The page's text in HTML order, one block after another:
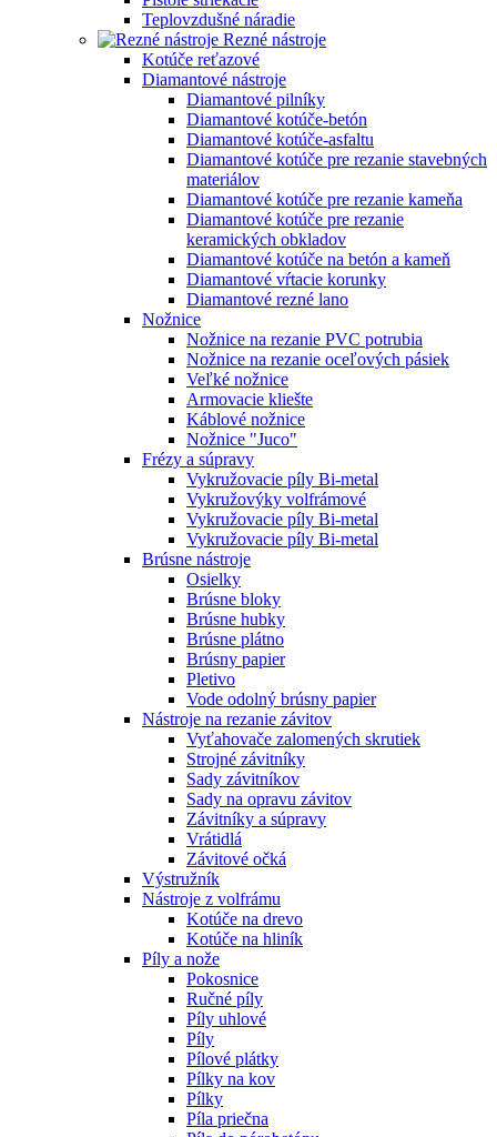
Teplovzdušné náradie
Rezné nástroje
Kotúče reťazové
Diamantové nástroje
Diamantové pilníky
Diamantové kotúče-betón
Diamantové kotúče-asfaltu
Diamantové kotúče pre rezanie stavebných
materiálov
Diamantové kotúče pre rezanie kameňa
Diamantové kotúče pre rezanie
keramických obkladov
Diamantové kotúče na betón a kameň
Diamantové vŕtacie korunky
Diamantové rezné lano
Nožnice
Nožnice na rezanie PVC potrubia
Nožnice na rezanie oceľových pásiek
Veľké nožnice
Armovacie kliešte
Káblové nožnice
Nožnice "Juco"
Frézy a súpravy
Vykružovacie píly Bi-metal
Vykružovýky volfrámové
Vykružovacie píly Bi-metal
Vykružovacie píly Bi-metal
Brúsne nástroje
Osielky
Brúsne bloky
Brúsne hubky
Brúsne plátno
Brúsny papier
Pletivo
Vode odolný brúsny papier
Nástroje na rezanie závitov
Vyťahovače zalomených skrutiek
Strojné závitníky
Sady závitníkov
Sady na opravu závitov
Závitníky a súpravy
Vrátidlá
Závitové očká
Výstružník
Nástroje z volfrámu
Kotúče na drevo
Kotúče na hliník
Píly a nože
Pokosnice
Ručné píly
Píly uhlové
Píly
Pílové plátky
Pílky na kov
Pílky
Píla priečna